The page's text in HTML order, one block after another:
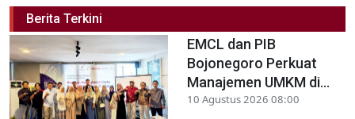
Berita Terkini
EMCL dan PIB
Bojonegoro Perkuat
Manajemen UMKM di...
10 Agustus 2026 08:00